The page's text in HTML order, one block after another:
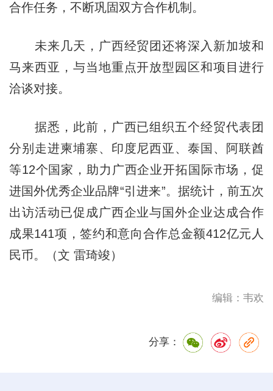
合作任务，不断巩固双方合作机制。
未来几天，广西经贸团还将深入新加坡和
马来西亚，与当地重点开放型园区和项目进行
洽谈对接。
据悉，此前，广西已组织五个经贸代表团
分别走进柬埔寨、印度尼西亚、泰国、阿联酋
等12个国家，助力广西企业开拓国际市场，促
进国外优秀企业品牌“引进来”。据统计，前五次
出访活动已促成广西企业与国外企业达成合作
成果141项，签约和意向合作总金额412亿元人
民币。（文 雷琦竣）
编辑：韦欢
分享：